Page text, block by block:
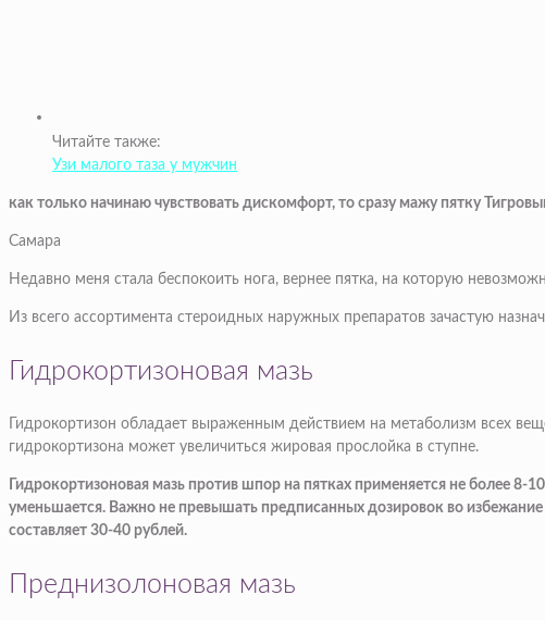
Читайте также:
Узи малого таза у мужчин
как только начинаю чувствовать дискомфорт, то сразу мажу пятку
Самара
Недавно меня стала беспокоить нога, вернее пятка, на которую
Из всего ассортимента стероидных наружных препаратов зачастую
Гидрокортизоновая мазь
Гидрокортизон обладает выраженным действием на метаболизм всех
гидрокортизона может увеличиться жировая прослойка в ступне.
Гидрокортизоновая мазь против шпор на пятках применяется не более
уменьшается. Важно не превышать предписанных дозировок во
составляет 30-40 рублей.
Преднизолоновая мазь